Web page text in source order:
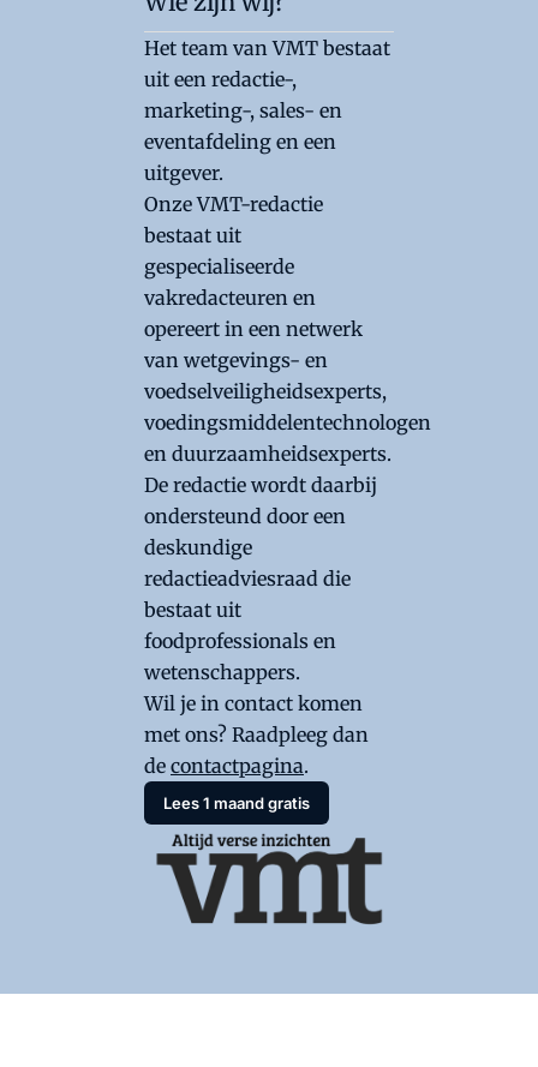
Het team van VMT bestaat
uit een redactie-,
marketing-, sales- en
eventafdeling en een
uitgever.
Onze VMT-redactie
bestaat uit
gespecialiseerde
vakredacteuren en
opereert in een netwerk
van wetgevings- en
voedselveiligheidsexperts,
voedingsmiddelentechnologen
en duurzaamheidsexperts.
De redactie wordt daarbij
ondersteund door een
deskundige
redactieadviesraad die
bestaat uit
foodprofessionals en
wetenschappers.
Wil je in contact komen
met ons? Raadpleeg dan
de contactpagina.
Lees 1 maand gratis